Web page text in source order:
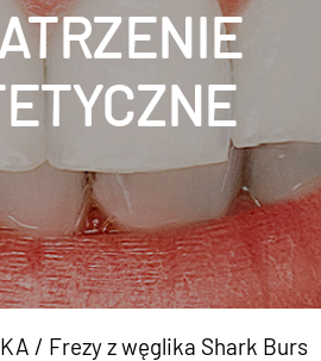
/ Frezy z węglika Shark Burs